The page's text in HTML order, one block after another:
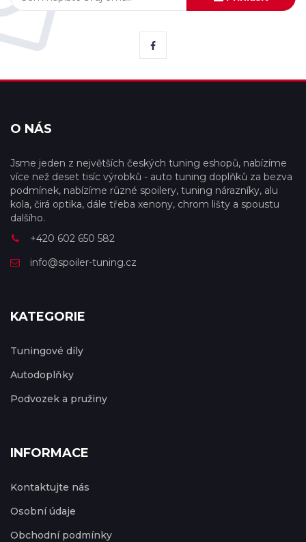
O NÁS
Jsme jeden z největších českých tuning eshopů, nabízíme
více než deset tisíc výrobků - auto tuning doplňků za bezva
podmínek, nabízíme různé spoilery, tuning nárazníky, alu
kola, čirá optika, dále třeba xenony, chrom lišty a spoustu
dalšího.
+420 602 650 582
info@spoiler-tuning.cz
KATEGORIE
Tuningové díly
Autodoplňky
Podvozek a pružiny
INFORMACE
Kontaktujte nás
Osobní údaje
Obchodní podmínky